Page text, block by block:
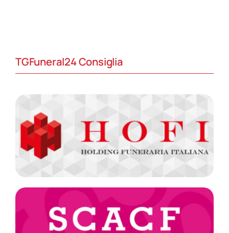
TGFuneral24 Consiglia